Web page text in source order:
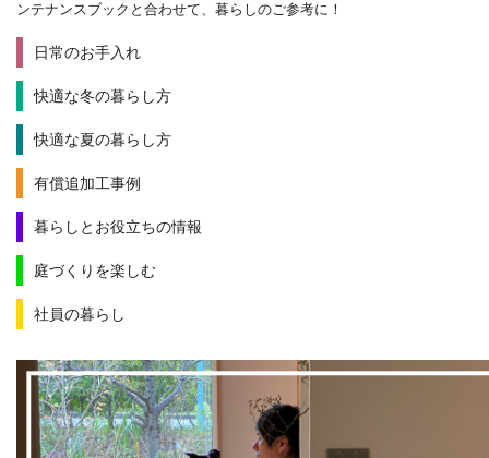
ンテナンスブックと合わせて、暮らしのご参考に！
日常のお手入れ
快適な冬の暮らし方
快適な夏の暮らし方
有償追加工事例
暮らしとお役立ちの情報
庭づくりを楽しむ
社員の暮らし